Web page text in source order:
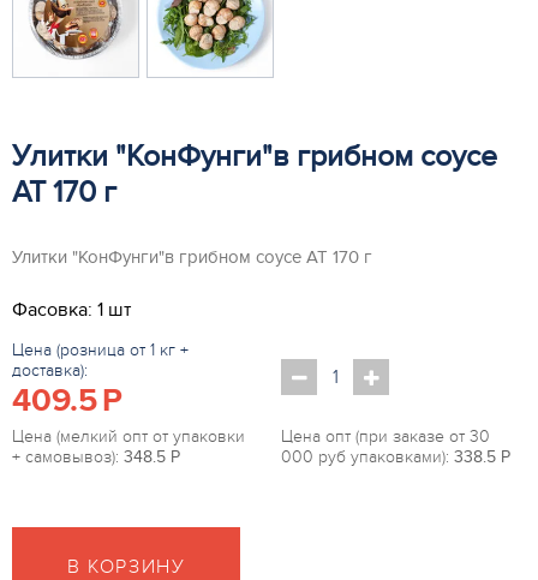
Улитки "КонФунги"в грибном соусе
АТ 170 г
Улитки "КонФунги"в грибном соусе АТ 170 г
Фасовка: 1 шт
Цена (розница от 1 кг +
доставка):
409.5P
Цена (мелкий опт от упаковки
+ самовывоз): 348.5 P
Цена опт (при заказе от 30
000 руб упаковками): 338.5 P
В КОРЗИНУ